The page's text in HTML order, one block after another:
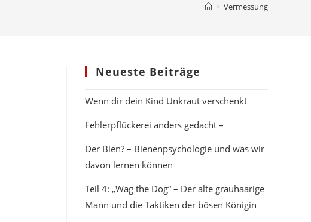
> Vermessung
Neueste Beiträge
Wenn dir dein Kind Unkraut verschenkt
Fehlerpflückerei anders gedacht –
Der Bien? – Bienenpsychologie und was wir
davon lernen können
Teil 4: „Wag the Dog“ – Der alte grauhaarige
Mann und die Taktiken der bösen Königin